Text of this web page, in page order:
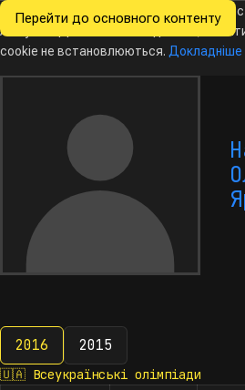
Перейти до основного контенту
Всеукраїнські
з інформатики
Новини
2016 2015
2016
🇺🇦 Всеукраїнські олімпіади
Ми хочемо збирати знеособлену
Analytics. Доки ви не погодитесь,
cookie не встановлюються. Докладніше